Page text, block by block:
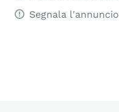
Segnala l'annuncio